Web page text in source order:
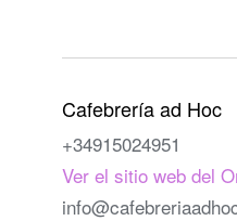
Cafebrería ad Hoc
+34915024951
Ver el sitio web del